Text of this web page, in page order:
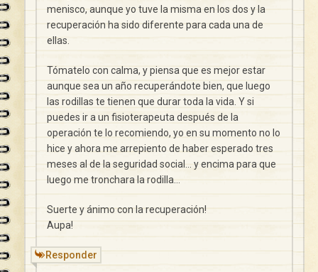
menisco, aunque yo tuve la misma en los dos y la
recuperación ha sido diferente para cada una de
ellas.
Tómatelo con calma, y piensa que es mejor estar
aunque sea un año recuperándote bien, que luego
las rodillas te tienen que durar toda la vida. Y si
puedes ir a un fisioterapeuta después de la
operación te lo recomiendo, yo en su momento no lo
hice y ahora me arrepiento de haber esperado tres
meses al de la seguridad social… y encima para que
luego me tronchara la rodilla…
Suerte y ánimo con la recuperación!
Aupa!
Responder